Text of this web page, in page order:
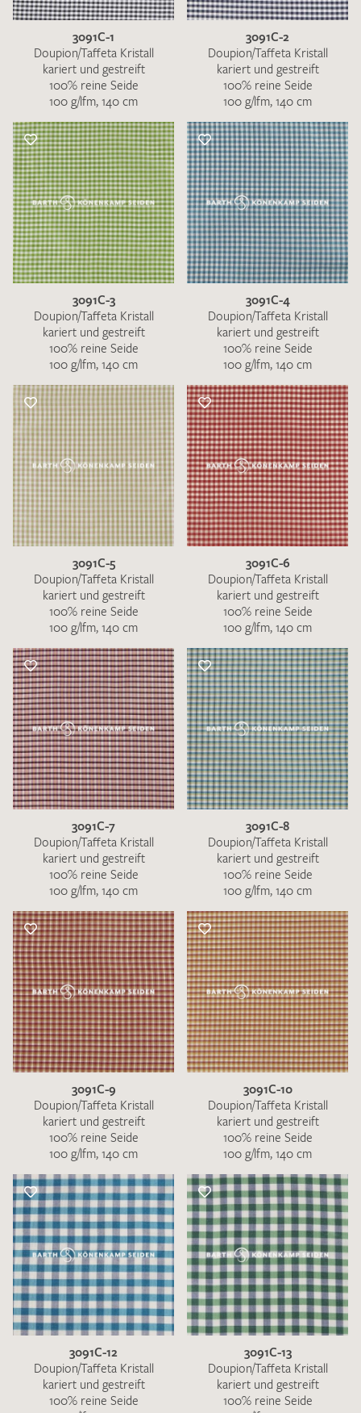
3091C-1
Doupion/Taffeta Kristall
kariert und gestreift
100% reine Seide
100 g/lfm, 140 cm
3091C-2
Doupion/Taffeta Kristall
kariert und gestreift
100% reine Seide
100 g/lfm, 140 cm
3091C-3
Doupion/Taffeta Kristall
kariert und gestreift
100% reine Seide
100 g/lfm, 140 cm
3091C-4
Doupion/Taffeta Kristall
kariert und gestreift
100% reine Seide
100 g/lfm, 140 cm
3091C-5
Doupion/Taffeta Kristall
kariert und gestreift
100% reine Seide
100 g/lfm, 140 cm
3091C-6
Doupion/Taffeta Kristall
kariert und gestreift
100% reine Seide
100 g/lfm, 140 cm
3091C-7
Doupion/Taffeta Kristall
kariert und gestreift
100% reine Seide
100 g/lfm, 140 cm
3091C-8
Doupion/Taffeta Kristall
kariert und gestreift
100% reine Seide
100 g/lfm, 140 cm
3091C-9
Doupion/Taffeta Kristall
kariert und gestreift
100% reine Seide
100 g/lfm, 140 cm
3091C-10
Doupion/Taffeta Kristall
kariert und gestreift
100% reine Seide
100 g/lfm, 140 cm
3091C-12
Doupion/Taffeta Kristall
kariert und gestreift
100% reine Seide
3091C-13
Doupion/Taffeta Kristall
kariert und gestreift
100% reine Seide